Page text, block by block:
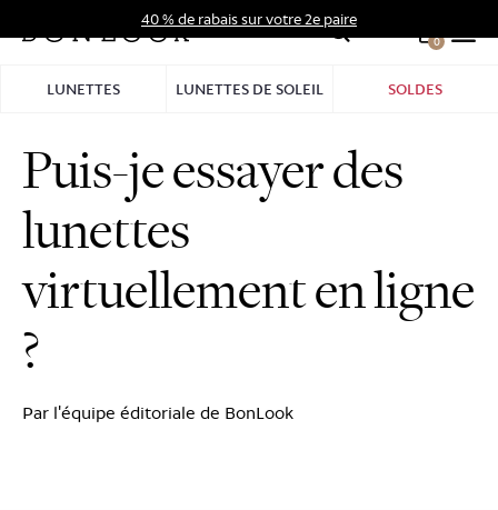
au
40 % de rabais sur votre 2e paire
0
LUNETTES LUNETTES DE SOLEIL SOLDES
Puis-je essayer des
lunettes
virtuellement en ligne
?
Par l'équipe éditoriale de BonLook